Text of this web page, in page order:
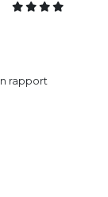
rapport